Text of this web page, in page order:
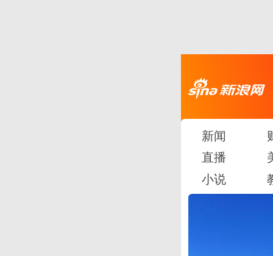
新闻
直播
小说